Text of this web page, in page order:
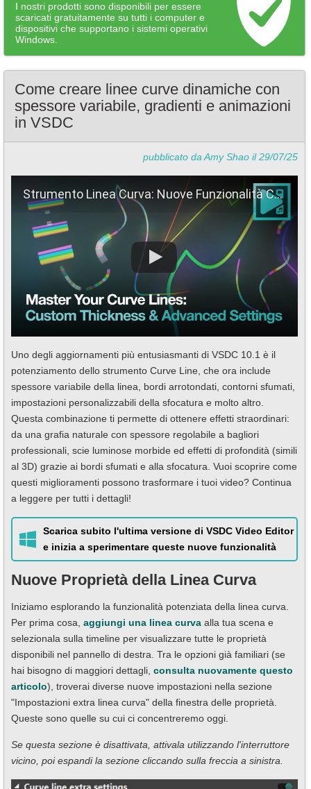
I nostri prodotti sono disponibili per essere
scaricati gratuitamente su tutti i computer e
dispositivi che supportano i sistemi operativi
Windows.
Come creare linee curve dinamiche con
spessore variabile, gradienti e animazioni
in VSDC
pubblicato da Amy Shao il 29/07/25
Strumento Linea Curva: Nuove Funzionalità Che Devi Conoscere!
Uno degli aggiornamenti più entusiasmanti di VSDC 10.1 è il
potenziamento dello strumento Curve Line, che ora include
spessore variabile della linea, bordi arrotondati, contorni sfumati,
impostazioni personalizzabili della sfocatura e molto altro.
Questa combinazione ti permette di ottenere effetti straordinari:
da una grafia naturale con spessore regolabile a bagliori
professionali, scie luminose morbide ed effetti di profondità (simili
al 3D) grazie ai bordi sfumati e alla sfocatura. Vuoi scoprire come
questi miglioramenti possono trasformare i tuoi video? Continua
a leggere per tutti i dettagli!
Scarica subito l'ultima versione di VSDC Video Editor
e inizia a sperimentare queste nuove funzionalità
Nuove Proprietà della Linea Curva
Iniziamo esplorando la funzionalità potenziata della linea curva.
Per prima cosa, aggiungi una linea curva alla tua scena e
selezionala sulla timeline per visualizzare tutte le proprietà
disponibili nel pannello di destra. Tra le opzioni già familiari (se
hai bisogno di maggiori dettagli, consulta nuovamente questo
articolo), troverai diverse nuove impostazioni nella sezione
"Impostazioni extra linea curva" della finestra delle proprietà.
Queste sono quelle su cui ci concentreremo oggi.
Se questa sezione è disattivata, attivala utilizzando l'interruttore
vicino, poi espandi la sezione cliccando sulla freccia a sinistra.